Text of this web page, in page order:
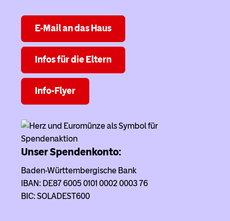
E-Mail an das Haus
Infos für die Eltern
Info-Flyer
Unser Spendenkonto:
Baden-Württembergische Bank
IBAN: DE87 6005 0101 0002 0003 76
BIC: SOLADEST600